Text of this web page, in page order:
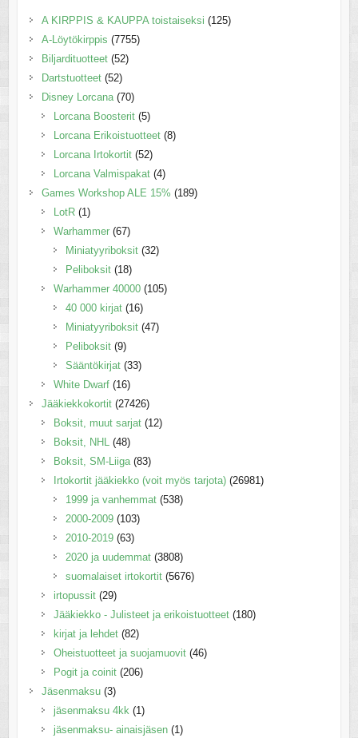
A KIRPPIS & KAUPPA toistaiseksi (125)
A-Löytökirppis (7755)
Biljardituotteet (52)
Dartstuotteet (52)
Disney Lorcana (70)
Lorcana Boosterit (5)
Lorcana Erikoistuotteet (8)
Lorcana Irtokortit (52)
Lorcana Valmispakat (4)
Games Workshop ALE 15% (189)
LotR (1)
Warhammer (67)
Miniatyyriboksit (32)
Peliboksit (18)
Warhammer 40000 (105)
40 000 kirjat (16)
Miniatyyriboksit (47)
Peliboksit (9)
Sääntökirjat (33)
White Dwarf (16)
Jääkiekkokortit (27426)
Boksit, muut sarjat (12)
Boksit, NHL (48)
Boksit, SM-Liiga (83)
Irtokortit jääkiekko (voit myös tarjota) (26981)
1999 ja vanhemmat (538)
2000-2009 (103)
2010-2019 (63)
2020 ja uudemmat (3808)
suomalaiset irtokortit (5676)
irtopussit (29)
Jääkiekko - Julisteet ja erikoistuotteet (180)
kirjat ja lehdet (82)
Oheistuotteet ja suojamuovit (46)
Pogit ja coinit (206)
Jäsenmaksu (3)
jäsenmaksu 4kk (1)
jäsenmaksu- ainaisjäsen (1)